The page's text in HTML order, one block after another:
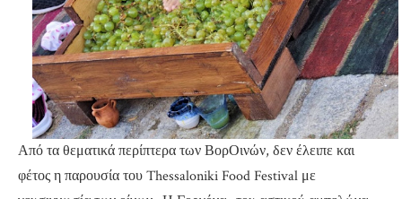
Από τα θεματικά περίπτερα των ΒορΟινών, δεν έλειπε και
φέτος η παρουσία του Thessaloniki Food Festival με